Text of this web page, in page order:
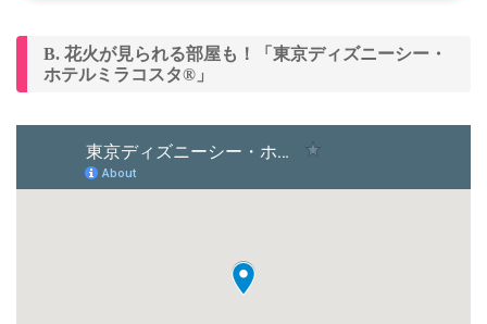
B. 花火が見られる部屋も！「東京ディズニーシー・
ホテルミラコスタ®」